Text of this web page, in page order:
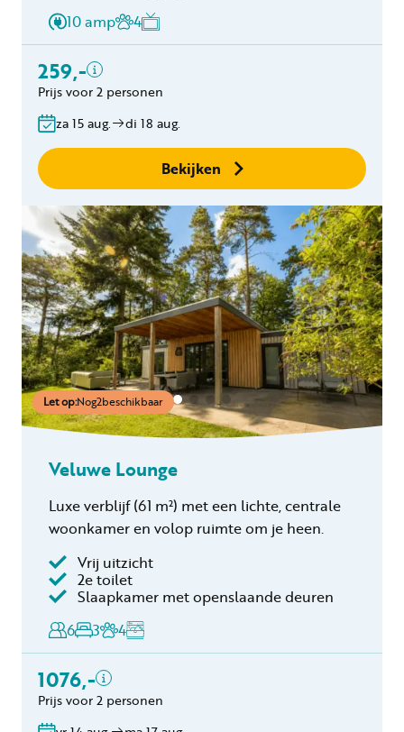
10 amp
4
259,-
Geen boekingskosten
Prijs voor 2 personen
za 15 aug. di 18 aug.
Bekijken
Let op:Nog2beschikbaar
Veluwe Lounge
Luxe verblijf (61 m²) met een lichte, centrale
woonkamer en volop ruimte om je heen.
Vrij uitzicht
2e toilet
Slaapkamer met openslaande deuren
6
3 4
1076,-
Toeristenbelasting
Prijs voor 2 personen